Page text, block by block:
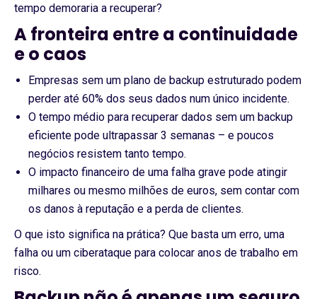
tempo demoraria a recuperar?
A fronteira entre a continuidade
e o caos
Empresas sem um plano de backup estruturado podem
perder até 60% dos seus dados num único incidente.
O tempo médio para recuperar dados sem um backup
eficiente pode ultrapassar 3 semanas – e poucos
negócios resistem tanto tempo.
O impacto financeiro de uma falha grave pode atingir
milhares ou mesmo milhões de euros, sem contar com
os danos à reputação e a perda de clientes.
O que isto significa na prática? Que basta um erro, uma
falha ou um ciberataque para colocar anos de trabalho em
risco.